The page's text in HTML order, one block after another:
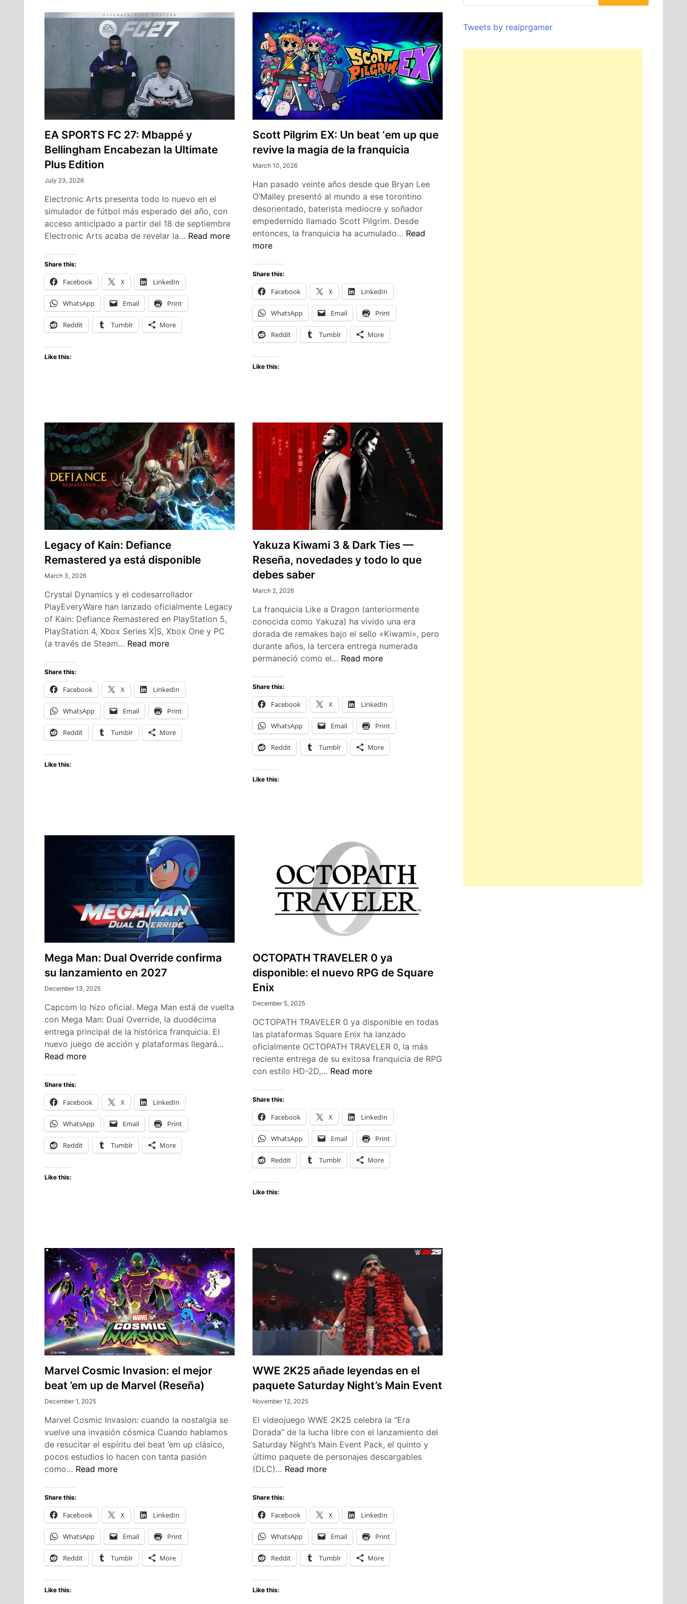
EA SPORTS FC 27: Mbappé y
Bellingham Encabezan la Ultimate
Plus Edition
July 23, 2026
Electronic Arts presenta todo lo nuevo en el
simulador de fútbol más esperado del año, con
acceso anticipado a partir del 18 de septiembre
Electronic Arts acaba de revelar la… EA
y
Bellingham
Read more
Share this:
Facebook X LinkedIn
WhatsApp Email Print
Reddit Tumblr More
Like this:
Scott Pilgrim EX: Un beat ‘em up que
revive la magia de la franquicia
March 10, 2026
Han pasado veinte años desde que Bryan Lee
O’Malley presentó al mundo a ese torontino
desorientado, baterista mediocre y soñador
empedernido llamado Scott Pilgrim. Desde
entonces, la franquicia ha acumulado… Scott
Read
more
Share this:
Facebook X LinkedIn
WhatsApp Email Print
Reddit Tumblr More
Like this:
Legacy of Kain: Defiance
Remastered ya está disponible
March 3, 2026
Crystal Dynamics y el codesarrollador
PlayEveryWare han lanzado oficialmente Legacy
of Kain: Defiance Remastered en PlayStation 5,
PlayStation 4, Xbox Series X|S, Xbox One y PC
(a través de Steam… Legacy
Defiance
Remastered
ya
está
disponible
Read more
Share this:
Facebook X LinkedIn
WhatsApp Email Print
Reddit Tumblr More
Like this:
Yakuza Kiwami 3 & Dark Ties —
Reseña, novedades y todo lo que
debes saber
March 2, 2026
La franquicia Like a Dragon (anteriormente
conocida como Yakuza) ha vivido una era
dorada de remakes bajo el sello «Kiwami», pero
durante años, la tercera entrega numerada
permaneció como el… Yakuza
&
Dark
Ties
—
Reseña,
novedades
Read more
Share this:
Facebook X LinkedIn
WhatsApp Email Print
Reddit Tumblr More
Like this:
Mega Man: Dual Override confirma
su lanzamiento en 2027
December 13, 2025
Capcom lo hizo oficial. Mega Man está de vuelta
con Mega Man: Dual Override, la duodécima
entrega principal de la histórica franquicia. El
nuevo juego de acción y plataformas llegará…
confirma
lanzamiento
Read more
Share this:
Facebook X LinkedIn
WhatsApp Email Print
Reddit Tumblr More
Like this:
OCTOPATH TRAVELER 0 ya
disponible: el nuevo RPG de Square
Enix
December 5, 2025
OCTOPATH TRAVELER 0 ya disponible en todas
las plataformas Square Enix ha lanzado
oficialmente OCTOPATH TRAVELER 0, la más
reciente entrega de su exitosa franquicia de RPG
con estilo HD-2D,… OCTOPATH
ya
disponible:
el
nuevo
RPG
de
Read more
Share this:
Facebook X LinkedIn
WhatsApp Email Print
Reddit Tumblr More
Like this:
Marvel Cosmic Invasion: el mejor
beat ’em up de Marvel (Reseña)
December 1, 2025
Marvel Cosmic Invasion: cuando la nostalgia se
vuelve una invasión cósmica Cuando hablamos
de resucitar el espíritu del beat ’em up clásico,
pocos estudios lo hacen con tanta pasión
como… Marvel
el
mejor
beat
’em
up
de
Read more
Share this:
Facebook X LinkedIn
WhatsApp Email Print
Reddit Tumblr More
Like this:
WWE 2K25 añade leyendas en el
paquete Saturday Night’s Main Event
November 12, 2025
El videojuego WWE 2K25 celebra la “Era
Dorada” de la lucha libre con el lanzamiento del
Saturday Night’s Main Event Pack, el quinto y
último paquete de personajes descargables
(DLC)… WWE
leyendas
en
el
paquete
Saturday
Night’s
Read more
Share this:
Facebook X LinkedIn
WhatsApp Email Print
Reddit Tumblr More
Like this:
Tweets by realprgamer